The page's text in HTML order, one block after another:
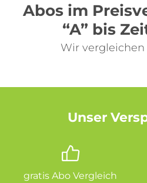
Abos im
“A” bis
Wir vergleichen
Unser
gratis Abo Vergleich